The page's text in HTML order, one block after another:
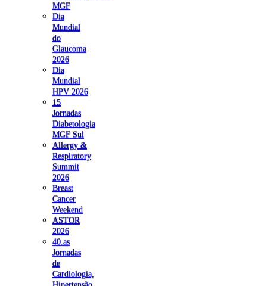
MGF
Dia
Mundial
do
Glaucoma
2026
Dia
Mundial
HPV 2026
15
Jornadas
Diabetologia
MGF Sul
Allergy &
Respiratory
Summit
2026
Breast
Cancer
Weekend
ASTOR
2026
40.as
Jornadas
de
Cardiologia,